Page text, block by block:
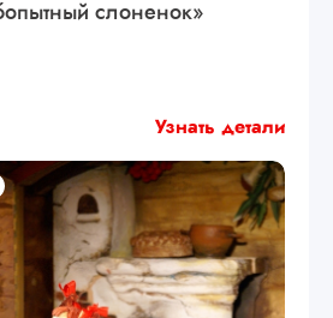
слоненок»
Узнать детали